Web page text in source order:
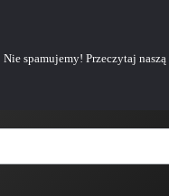
Nie spamujemy! Przeczytaj naszą